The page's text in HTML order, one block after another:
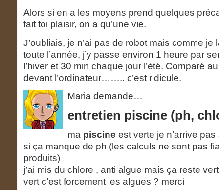
Alors si en a les moyens prend quelques
fait toi plaisir, on a qu’une vie.
J’oubliais, je n’ai pas de robot mais comme je
toute l’année, j’y passe environ 1 heure par
l’hiver et 30 min chaque jour l’été. Comparé
devant l’ordinateur…….. c’est ridicule.
Maria demande…
entretien piscine (ph,
ma piscine est verte je n’arrive
si ça manque de ph (les calculs ne sont pas
produits)
j’ai mis du chlore , anti algue mais ça reste
vert c’est forcement les algues ? merci